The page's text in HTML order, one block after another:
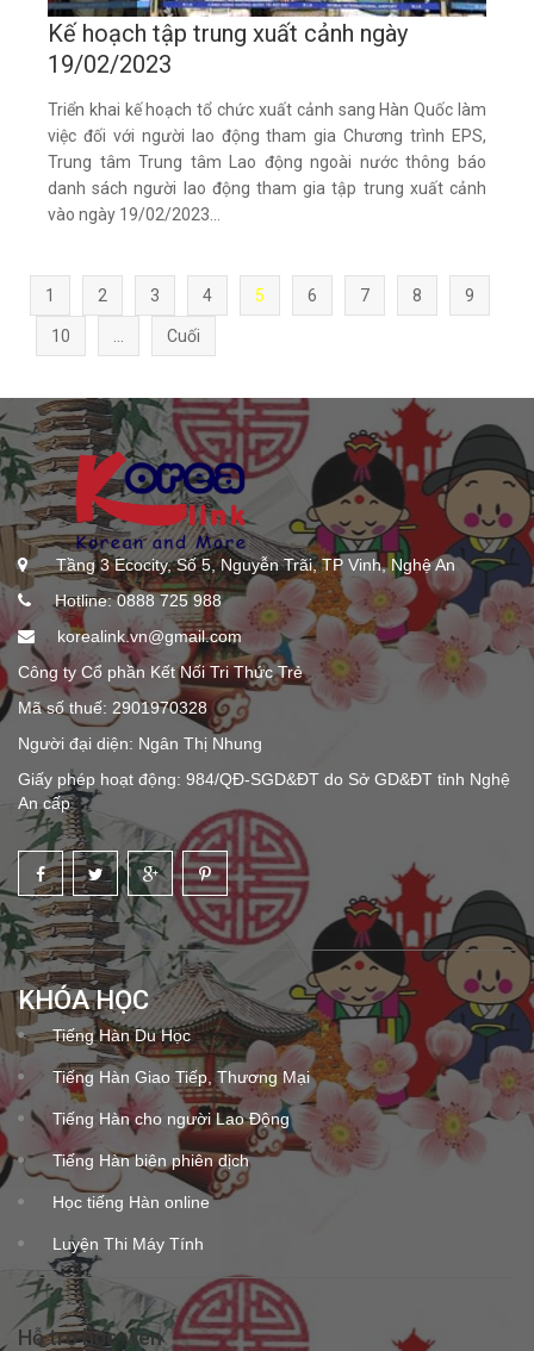
Kế hoạch tập trung xuất cảnh ngày
19/02/2023
Triển khai kế hoạch tổ chức xuất cảnh sang Hàn Quốc làm
việc đối với người lao động tham gia Chương trình EPS,
Trung tâm Trung tâm Lao động ngoài nước thông báo
danh sách người lao động tham gia tập trung xuất cảnh
vào ngày 19/02/2023...
1 2 3 4 5 6 7 8 9
10 Cuối
Tầng 3 Ecocity, Số 5, Nguyễn Trãi, TP Vinh, Nghệ An
Hotline: 0888 725 988
korealink.vn@gmail.com
Công ty Cổ phần Kết Nối Tri Thức Trẻ
Mã số thuế: 2901970328
Người đại diện: Ngân Thị Nhung
Giấy phép hoạt động: 984/QĐ-SGD&ĐT do Sở GD&ĐT tỉnh Nghệ
An cấp
KHÓA HỌC
Tiếng Hàn Du Học
Tiếng Hàn Giao Tiếp, Thương Mại
Tiếng Hàn cho người Lao Động
Tiếng Hàn biên phiên dịch
Học tiếng Hàn online
Luyện Thi Máy Tính
Hỗ trợ học viên